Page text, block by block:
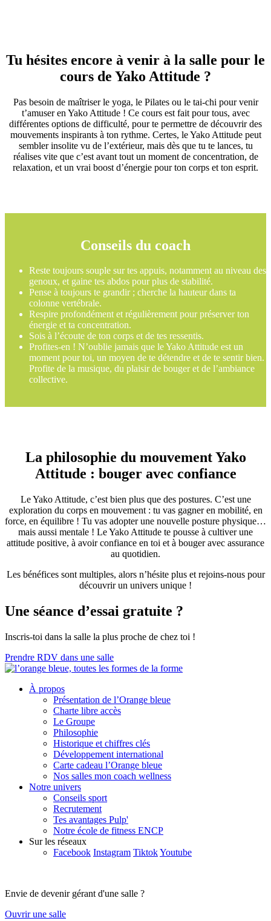
Tu hésites encore à venir à la salle pour le
cours de Yako Attitude ?
Pas besoin de maîtriser le yoga, le Pilates ou le tai-chi pour venir
t’amuser en Yako Attitude ! Ce cours est fait pour tous, avec
différentes options de difficulté, pour te permettre de découvrir des
mouvements inspirants à ton rythme. Certes, le Yako Attitude peut
sembler insolite vu de l’extérieur, mais dès que tu te lances, tu
réalises vite que c’est avant tout un moment de concentration, de
relaxation, et un vrai boost d’énergie pour ton corps et ton esprit.
Conseils du coach
Reste toujours souple sur tes appuis, notamment au niveau des
genoux, et gaine tes abdos pour plus de stabilité.
Pense à toujours te grandir ; cherche la hauteur dans ta
colonne vertébrale.
Respire profondément et régulièrement pour préserver ton
énergie et ta concentration.
Sois à l’écoute de ton corps et de tes ressentis.
Profites-en ! N’oublie jamais que le Yako Attitude est un
moment pour toi, un moyen de te détendre et de te sentir bien.
Profite de la musique, du plaisir de bouger et de l’ambiance
collective.
La philosophie du mouvement Yako
Attitude : bouger avec confiance
Le Yako Attitude, c’est bien plus que des postures. C’est une
exploration du corps en mouvement : tu vas gagner en mobilité, en
force, en équilibre ! Tu vas adopter une nouvelle posture physique…
mais aussi mentale ! Le Yako Attitude te pousse à cultiver une
attitude positive, à avoir confiance en toi et à bouger avec assurance
au quotidien.
Les bénéfices sont multiples, alors n’hésite plus et rejoins-nous pour
découvrir un univers unique !
Une séance d’essai gratuite ?
Inscris-toi dans la salle la plus proche de chez toi !
Prendre RDV dans une salle
À propos
Présentation de l’Orange bleue
Charte libre accès
Le Groupe
Philosophie
Historique et chiffres clés
Développement international
Carte cadeau l’Orange bleue
Nos salles mon coach wellness
Notre univers
Conseils sport
Recrutement
Tes avantages Pulp'
Notre école de fitness ENCP
Sur les réseaux
Facebook Instagram TiktokYoutube
Envie de devenir gérant d'une salle ?
Ouvrir une salle